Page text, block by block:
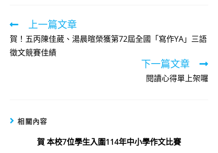
Read
more
articles
上一篇文章
賀！五丙陳佳葳、湯晨暄榮獲第72屆全國「寫作YA」三語
徵文競賽佳績
下一篇文章
閱讀心得單上架囉
相關內容
賀 本校7位學生入圍114年中小學作文比賽